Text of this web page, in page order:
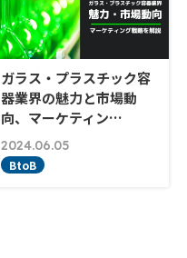
ガラス・プラスチック容
器業界の魅力と市場動
向、マーケティン…
2024.06.05
BtoB